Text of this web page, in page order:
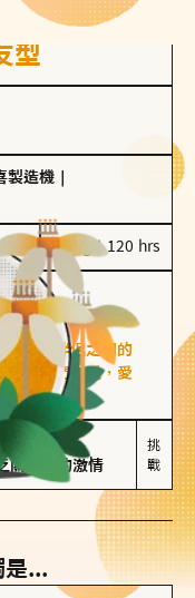
型
製造機
100 g｜120 hrs
重視與伴侶之間的
。對他們來說，愛
解。
不喜歡變化
關係中的激情
挑
戰
...